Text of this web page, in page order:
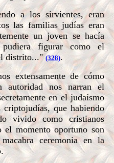
a los sirvientes, eran
las familias judías eran
un joven se hacía
figurar como el
distrito..."(328).
extensamente de cómo
autoridad nos narran el
en el judaísmo
que habiendo
vivido como cristianos
el momento oportuno son
ceremonia en la